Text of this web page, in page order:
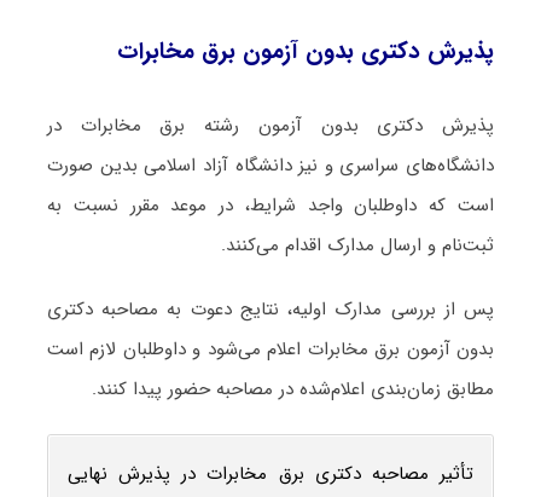
پذیرش دکتری بدون آزمون برق مخابرات
پذیرش دکتری بدون آزمون رشته برق مخابرات در
دانشگاه‌های سراسری و نیز دانشگاه آزاد اسلامی بدین صورت
است که داوطلبان واجد شرایط، در موعد مقرر نسبت به
ثبت‌نام و ارسال مدارک اقدام می‌کنند.
پس از بررسی مدارک اولیه، نتایج دعوت به مصاحبه دکتری
بدون آزمون برق مخابرات اعلام می‌شود و داوطلبان لازم است
مطابق زمان‌بندی اعلام‌شده در مصاحبه حضور پیدا کنند.
تأثیر مصاحبه دکتری برق مخابرات در پذیرش نهایی